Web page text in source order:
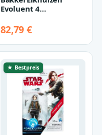
Evoluent 4
schwarz
82,79 €
★ Bestpreis